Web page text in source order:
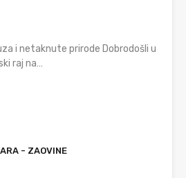
i netaknute prirode Dobrodošli u
raj na…
- ZAOVINE